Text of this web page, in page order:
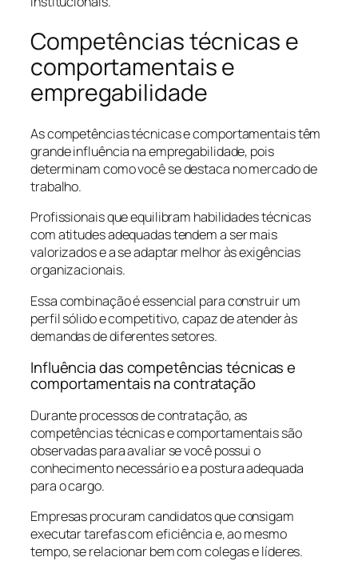
Competências técnicas e
comportamentais e
empregabilidade
As competências técnicas e comportamentais têm
grande influência na empregabilidade, pois
determinam como você se destaca no mercado de
trabalho.
Profissionais que equilibram habilidades técnicas
com atitudes adequadas tendem a ser mais
valorizados e a se adaptar melhor às exigências
organizacionais.
Essa combinação é essencial para construir um
perfil sólido e competitivo, capaz de atender às
demandas de diferentes setores.
Influência das competências técnicas e
comportamentais na contratação
Durante processos de contratação, as
competências técnicas e comportamentais são
observadas para avaliar se você possui o
conhecimento necessário e a postura adequada
para o cargo.
Empresas procuram candidatos que consigam
executar tarefas com eficiência e, ao mesmo
tempo, se relacionar bem com colegas e líderes.